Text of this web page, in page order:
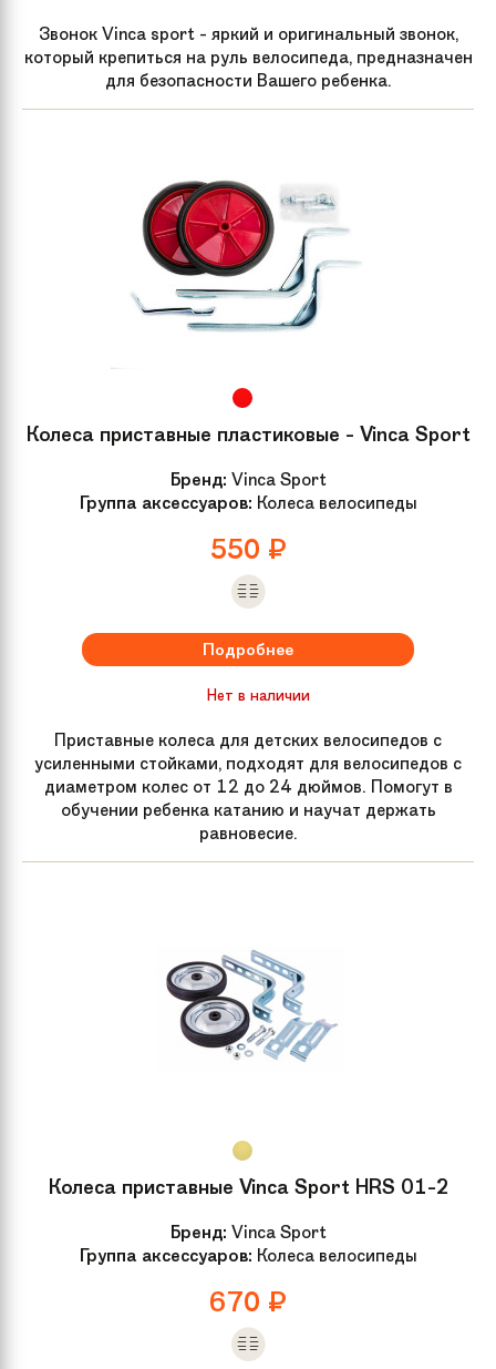
Звонок Vinca sport - яркий и оригинальный звонок,
который крепиться на руль велосипеда, предназначен
для безопасности Вашего ребенка.
Колеса приставные пластиковые - Vinca Sport
Бренд: Vinca Sport
Группа аксессуаров: Колеса велосипеды
550 ₽
Подробнее
Нет в наличии
Приставные колеса для детских велосипедов с
усиленными стойками, подходят для велосипедов с
диаметром колес от 12 до 24 дюймов. Помогут в
обучении ребенка катанию и научат держать
равновесие.
Колеса приставные Vinca Sport HRS 01-2
Бренд: Vinca Sport
Группа аксессуаров: Колеса велосипеды
670 ₽